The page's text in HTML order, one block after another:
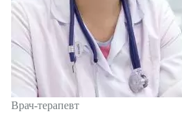
Лифтинг лица
Нитевая подтяжка лица
Липосакция
Липофилинг
Врач-терапевт